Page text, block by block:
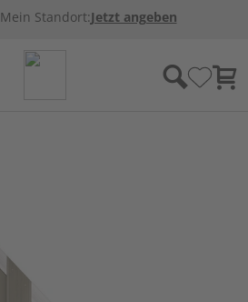
Mein Standort:Jetzt angeben